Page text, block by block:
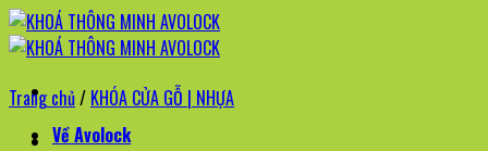
Bỏ
qua
dung
Về Avolock
Trang chủ/ KHÓA CỬA GỖ | NHỰA